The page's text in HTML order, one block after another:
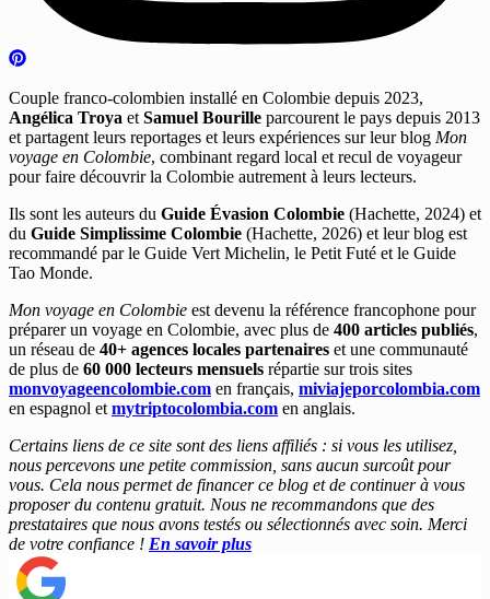
Couple franco-colombien installé en Colombie depuis 2023,
Angélica Troya et Samuel Bourille parcourent le pays depuis 2013
et partagent leurs reportages et leurs expériences sur leur blog Mon
voyage en Colombie, combinant regard local et recul de voyageur
pour faire découvrir la Colombie autrement à leurs lecteurs.
Ils sont les auteurs du Guide Évasion Colombie (Hachette, 2024) et
du Guide Simplissime Colombie (Hachette, 2026) et leur blog est
recommandé par le Guide Vert Michelin, le Petit Futé et le Guide
Tao Monde.
Mon voyage en Colombie est devenu la référence francophone pour
préparer un voyage en Colombie, avec plus de 400 articles publiés,
un réseau de 40+ agences locales partenaires et une communauté
de plus de 60 000 lecteurs mensuels répartie sur trois sites
monvoyageencolombie.com en français, miviajeporcolombia.com
en espagnol et mytriptocolombia.com en anglais.
Certains liens de ce site sont des liens affiliés : si vous les utilisez,
nous percevons une petite commission, sans aucun surcoût pour
vous. Cela nous permet de financer ce blog et de continuer à vous
proposer du contenu gratuit. Nous ne recommandons que des
prestataires que nous avons testés ou sélectionnés avec soin. Merci
de votre confiance ! En savoir plus